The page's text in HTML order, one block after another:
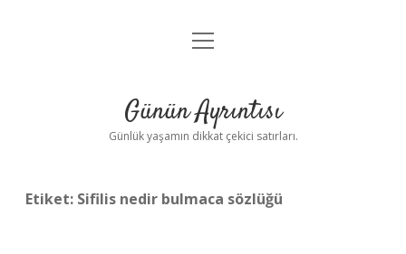
Anasayfa
Yasal Uyarı
menüyü
Günün Ayrıntısı
Günlük yaşamın dikkat çekici satırları.
Etiket: Sifilis nedir bulmaca sözlüğü